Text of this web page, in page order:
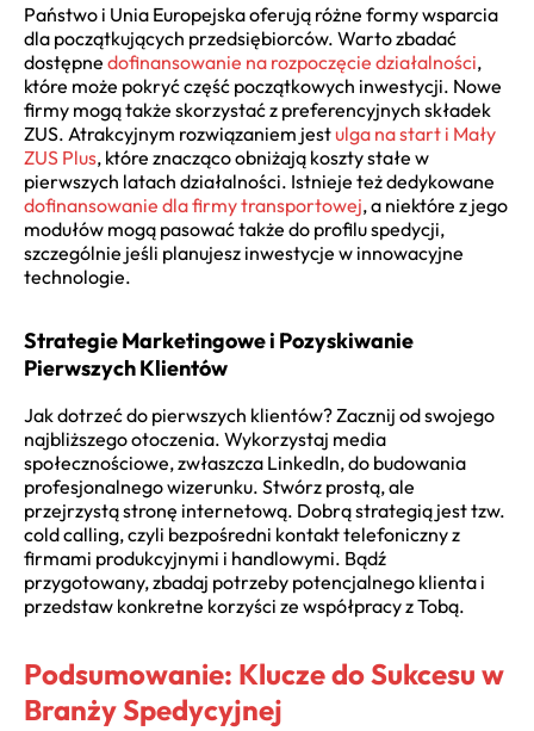
Państwo i Unia Europejska oferują różne formy wsparcia
dla początkujących przedsiębiorców. Warto zbadać
dostępne dofinansowanie na rozpoczęcie działalności,
które może pokryć część początkowych inwestycji. Nowe
firmy mogą także skorzystać z preferencyjnych składek
ZUS. Atrakcyjnym rozwiązaniem jestulga na start i Mały
ZUS Plus, które znacząco obniżają koszty stałe w
pierwszych latach działalności. Istnieje też dedykowane
dofinansowanie dla firmy transportowej, a niektóre z jego
modułów mogą pasować także do profilu spedycji,
szczególnie jeśli planujesz inwestycje w innowacyjne
technologie.
Strategie Marketingowe i Pozyskiwanie
Pierwszych Klientów
Jak dotrzeć do pierwszych klientów? Zacznij od swojego
najbliższego otoczenia. Wykorzystaj media
społecznościowe, zwłaszcza LinkedIn, do budowania
profesjonalnego wizerunku. Stwórz prostą, ale
przejrzystą stronę internetową. Dobrą strategią jest tzw.
cold calling, czyli bezpośredni kontakt telefoniczny z
firmami produkcyjnymi i handlowymi. Bądź
przygotowany, zbadaj potrzeby potencjalnego klienta i
przedstaw konkretne korzyści ze współpracy z Tobą.
Podsumowanie: Klucze do Sukcesu w
Branży Spedycyjnej